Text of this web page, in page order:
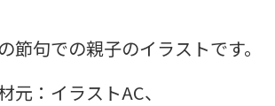
節句での親子のイラストです。
元：イラストAC、